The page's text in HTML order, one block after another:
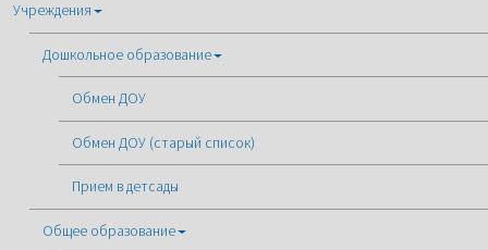
Учреждения
Дошкольное образование
Обмен ДОУ
Обмен ДОУ (старый список)
Прием в детсады
Общее образование